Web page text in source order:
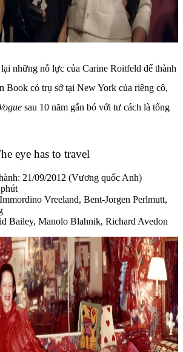
lại những nỗ lực của Carine Roitfeld để thành
Book có trụ sở tại New York của riêng cô,
sau 10 năm gắn bó với tư cách là tổng
eye has to travel
21/09/2012 (Vương quốc Anh)
Vreeland, Bent-Jorgen Perlmutt,
Bailey, Manolo Blahnik, Richard Avedon